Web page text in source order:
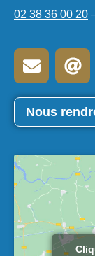
02 38 36 00 20
Nous